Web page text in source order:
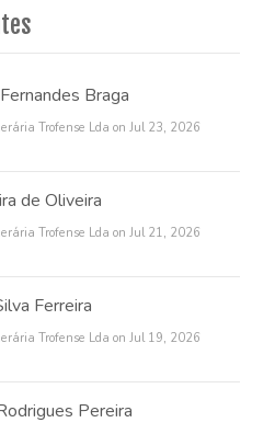
Braga
Trofense Lda on Jul 23, 2026
de Oliveira
Trofense Lda on Jul 21, 2026
Ferreira
Trofense Lda on Jul 19, 2026
Pereira